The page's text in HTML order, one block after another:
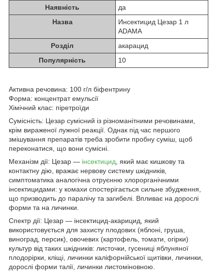
Наявність
да
Назва
Инсектицид Цезар 1 л
ADAMA
Розділ
акарацид
Популярність
10
Активна речовина: 100 г/л біфентрину
Форма: концентрат емульсії
Хімічний клас: піретроїди
Сумісність: Цезар сумісний із різноманітними речовинами,
крім вираженої лужної реакції. Однак під час першого
змішування препаратів треба зробити пробну суміш, щоб
переконатися, що вони сумісні.
Механізм дії: Цезар — інсектицид , який має кишкову та
контактну дію, вражає нервову систему шкідників,
симптоматика аналогічна отруєнню хлорорганічними
інсектицидами: у комахи спостерігається сильне збудження,
що призводить до паралічу та загибелі. Впливає на дорослі
форми та на личинки.
Спектр дії: Цезар — інсектицид-акарицид, який
використовується для захисту плодових (яблоні, груша,
виноград, персик), овочевих (картофель, томати, огірки)
культур від таких шкідників: листочки, гусениці яблуняної
плодорірки, кліщі, личинки каліфорнійської щитівки, личинки,
дорослі форми талії, личинки листоміновною.